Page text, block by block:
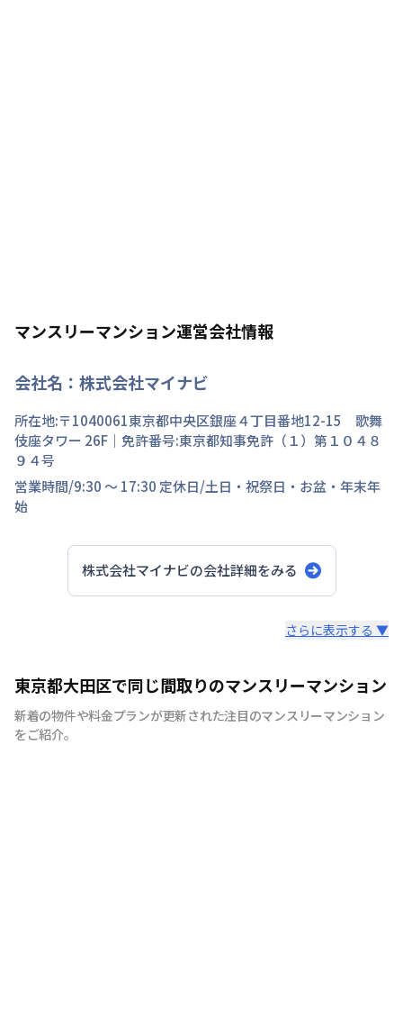
マンスリーマンション運営会社情報
会社名： 株式会社マイナビ
所在地:〒1040061東京都中央区銀座４丁目番地12-15 歌舞
伎座タワー 26F ｜免許番号:東京都知事免許（１）第１０４８
９４号
営業時間/9:30 ～ 17:30 定休日/土日・祝祭日・お盆・年末年
始
株式会社マイナビの会社詳細をみる
快適で安心な住まいをご提供。入居者様の住み心地と健康
を考え、専門部隊がお部屋を厳選！入居者満足度97％！
さらに表示する ▼
東京都大田区で同じ間取りのマンスリーマンション
新着の物件や料金プランが更新された注目のマンスリーマンション
をご紹介。